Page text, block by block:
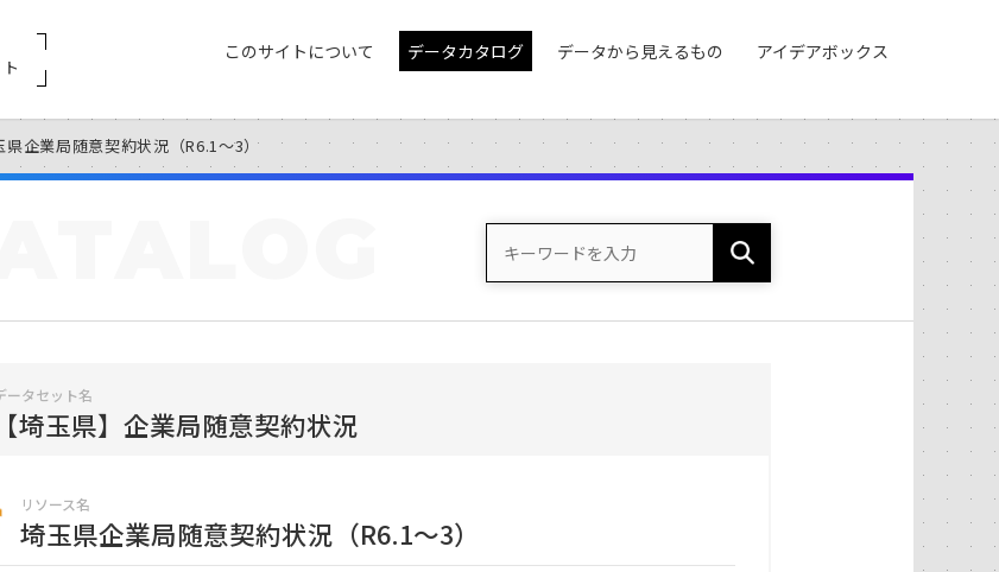
このサイトについて データカタログ データから見えるもの アイデアボックス
県企業局随意契約状況（R6.1～3）
ータセット名
【埼玉県】企業局随意契約状況
リソース名
埼玉県企業局随意契約状況（R6.1～3）